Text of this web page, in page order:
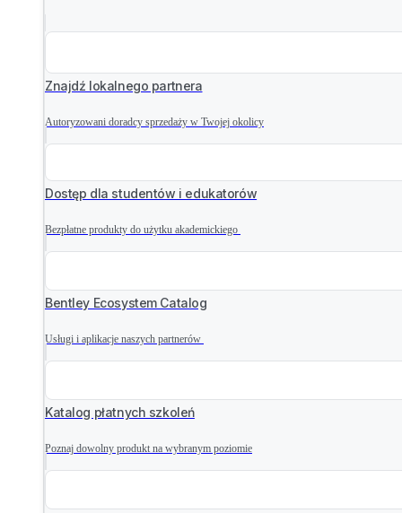
Znajdź lokalnego partnera
Autoryzowani doradcy sprzedaży w Twojej okolicy
Dostęp dla studentów i edukatorów
Bezpłatne produkty do użytku akademickiego
Bentley Ecosystem Catalog
Usługi i aplikacje naszych partnerów
Katalog płatnych szkoleń
Poznaj dowolny produkt na wybranym poziomie